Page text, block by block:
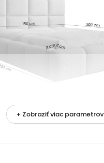
+ Zobraziť viac parametrov